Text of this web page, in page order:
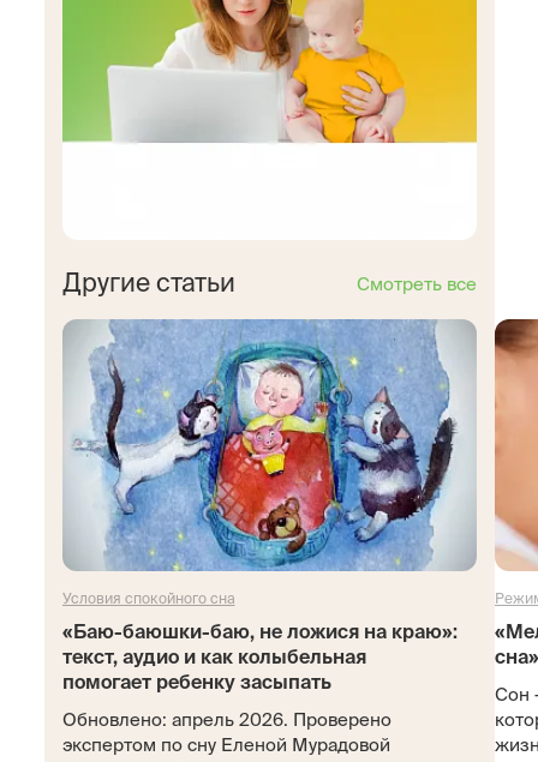
Другие статьи Смотреть все
Условия спокойного сна
«Баю-баюшки-баю, не ложися на краю»:
текст, аудио и как колыбельная
помогает ребенку засыпать
Обновлено: апрель 2026. Проверено
экспертом по сну Еленой Мурадовой
Сон